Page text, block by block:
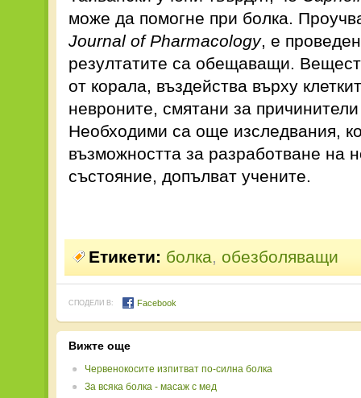
може да помогне при болка.
Journal of Pharmacology, е
резултатите са обещаващи.
от корала, въздейства върху
невроните, смятани за
Необходими са още изследвания,
възможността за разработване на
състояние, допълват учените.
Етикети: болка, обезболяващи
СПОДЕЛИ В: Facebook
Вижте още
Червенокосите изпитват по-силна болка
За всяка болка - масаж с мед